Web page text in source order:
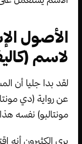
الأصول
لاسم
لقد بدا جليا أن
عن رواية (دي
مونتالبو) نفسه
يرى الكثيرون أنه